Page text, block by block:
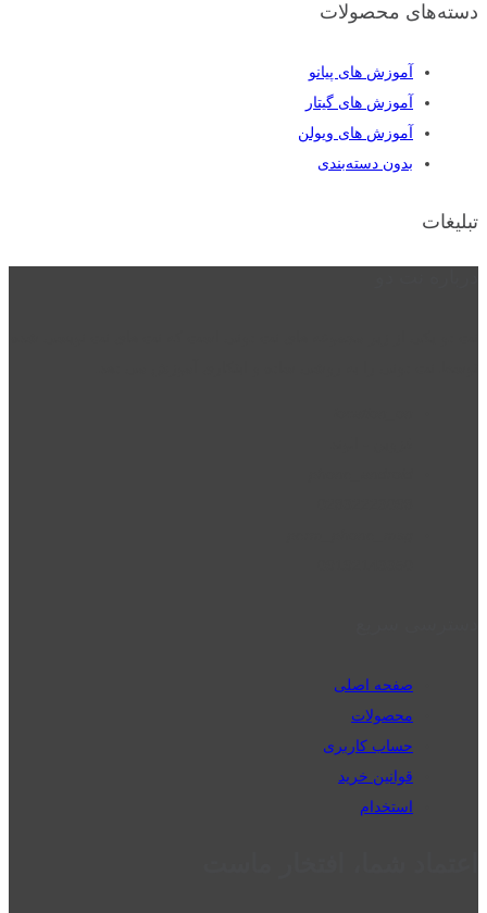
دسته‌های محصولات
آموزش های پیانو
آموزش های گیتار
آموزش های ویولن
بدون دسته‌بندی
تبلیغات
صفحه اصلی
محصولات
حساب کاربری
قوانین خرید
استخدام